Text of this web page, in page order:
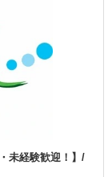
未経験歓迎！】/